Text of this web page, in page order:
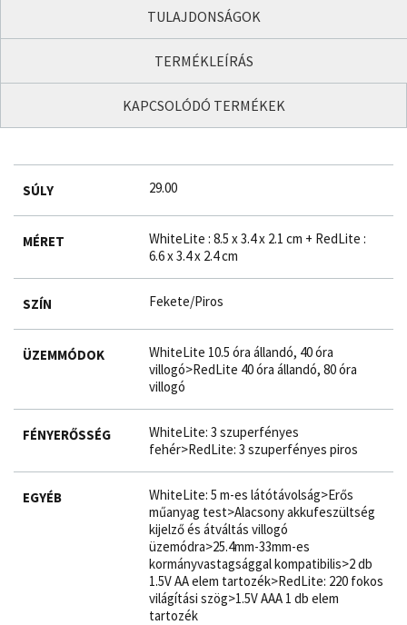
TULAJDONSÁGOK
TERMÉKLEÍRÁS
KAPCSOLÓDÓ TERMÉKEK
SÚLY 29.00
MÉRET
WhiteLite : 8.5 x 3.4 x 2.1 cm + RedLite :
6.6 x 3.4 x 2.4 cm
SZÍN Fekete/Piros
ÜZEMMÓDOK
WhiteLite 10.5 óra állandó, 40 óra
villogó>RedLite 40 óra állandó, 80 óra
villogó
FÉNYERŐSSÉG
WhiteLite: 3 szuperfényes
fehér>RedLite: 3 szuperfényes piros
EGYÉB
WhiteLite: 5 m-es látótávolság>Erős
műanyag test>Alacsony akkufeszültség
kijelző és átváltás villogó
üzemódra>25.4mm-33mm-es
kormányvastagsággal kompatibilis>2 db
1.5V AA elem tartozék>RedLite: 220 fokos
világítási szög>1.5V AAA 1 db elem
tartozék